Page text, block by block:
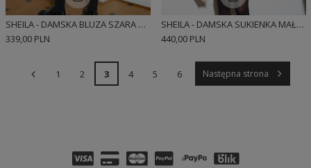
SHEILA - DAMSKA BLUZA SZARA Z SERCEM 'YOU ARE LOVED'
339,00 PLN
SHEILA - DAMSKA SUKIENKA MAŁA CZARNA NA CODZIEŃ MINI 'YESENIA'
440,00 PLN
1 2 3 4 5 6 Następna strona